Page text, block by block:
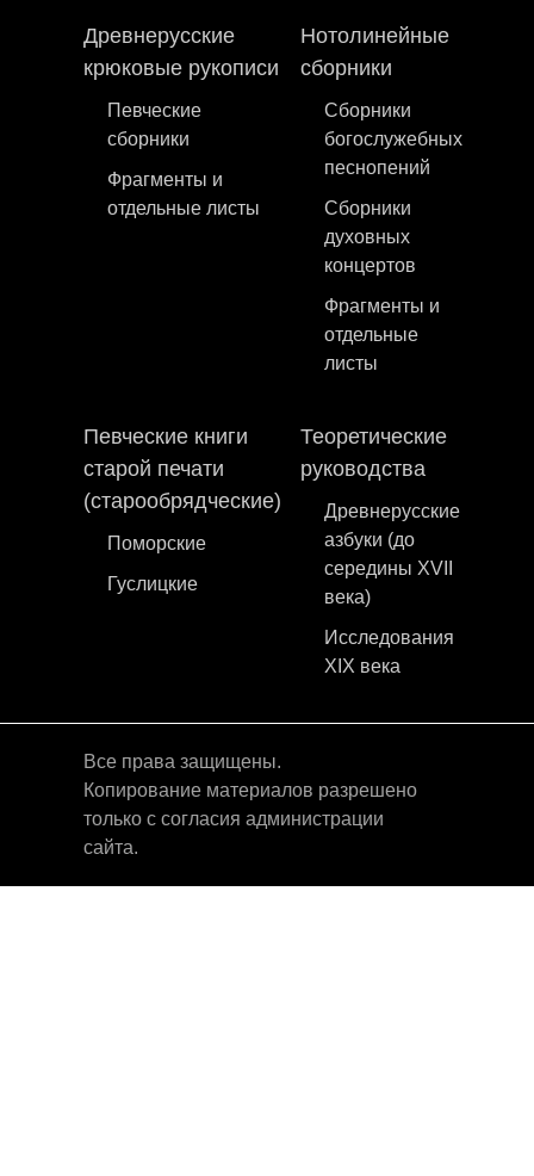
Древнерусские
крюковые рукописи
Певческие
сборники
Фрагменты и
отдельные листы
Нотолинейные
сборники
Сборники
богослужебных
песнопений
Сборники
духовных
концертов
Фрагменты и
отдельные
листы
Певческие книги
старой печати
(старообрядческие)
Поморские
Гуслицкие
Теоретические
руководства
Древнерусские
азбуки (до
середины XVII
века)
Исследования
XIX века
Все права защищены.
Копирование материалов разрешено
только с согласия администрации
сайта.